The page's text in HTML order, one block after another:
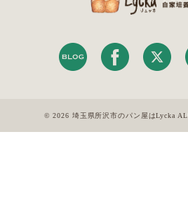
© 2026 埼玉県所沢市のパン屋はLycka